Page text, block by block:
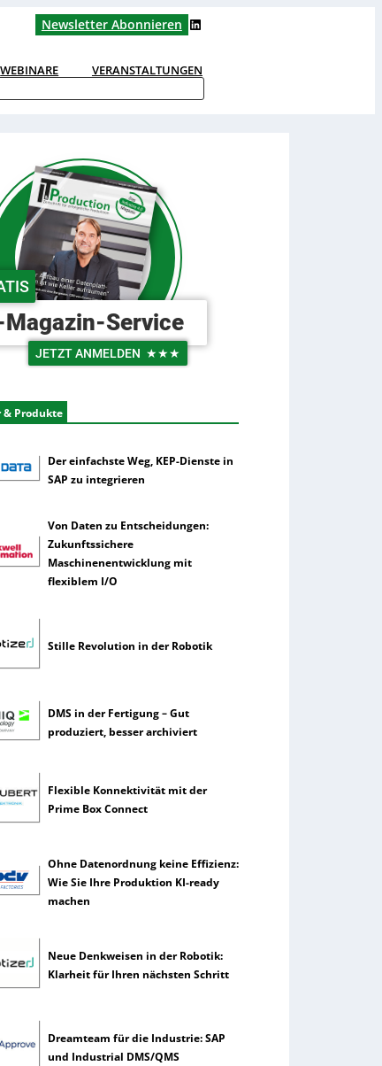
Newsletter Abonnieren LinkedIn
WEBINARE VERANSTALTUNGEN
Magazin-Service
JETZT ANMELDEN ★★★
Produkte
Der einfachste Weg, KEP-Dienste in
SAP zu integrieren
Von Daten zu Entscheidungen:
Zukunftssichere
Maschinenentwicklung mit
flexiblem I/O
Stille Revolution in der Robotik
DMS in der Fertigung – Gut
produziert, besser archiviert
Flexible Konnektivität mit der
Prime Box Connect
Ohne Datenordnung keine Effizienz:
Wie Sie Ihre Produktion KI-ready
machen
Neue Denkweisen in der Robotik:
Klarheit für Ihren nächsten Schritt
Dreamteam für die Industrie: SAP
und Industrial DMS/QMS